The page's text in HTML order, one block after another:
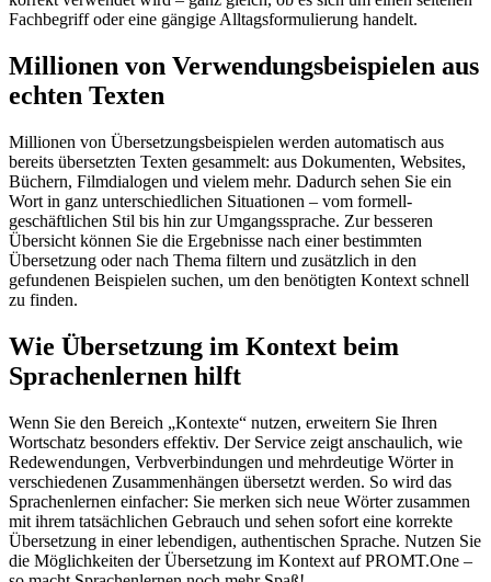
Fachbegriff oder eine gängige Alltagsformulierung handelt.
Millionen von Verwendungsbeispielen aus
echten Texten
Millionen von Übersetzungsbeispielen werden automatisch aus
bereits übersetzten Texten gesammelt: aus Dokumenten, Websites,
Büchern, Filmdialogen und vielem mehr. Dadurch sehen Sie ein
Wort in ganz unterschiedlichen Situationen – vom formell-
geschäftlichen Stil bis hin zur Umgangssprache. Zur besseren
Übersicht können Sie die Ergebnisse nach einer bestimmten
Übersetzung oder nach Thema filtern und zusätzlich in den
gefundenen Beispielen suchen, um den benötigten Kontext schnell
zu finden.
Wie Übersetzung im Kontext beim
Sprachenlernen hilft
Wenn Sie den Bereich „Kontexte“ nutzen, erweitern Sie Ihren
Wortschatz besonders effektiv. Der Service zeigt anschaulich, wie
Redewendungen, Verbverbindungen und mehrdeutige Wörter in
verschiedenen Zusammenhängen übersetzt werden. So wird das
Sprachenlernen einfacher: Sie merken sich neue Wörter zusammen
mit ihrem tatsächlichen Gebrauch und sehen sofort eine korrekte
Übersetzung in einer lebendigen, authentischen Sprache. Nutzen Sie
die Möglichkeiten der Übersetzung im Kontext auf PROMT.One –